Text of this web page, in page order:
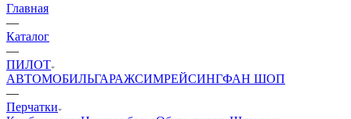
Главная
—
Каталог
—
ПИЛОТ
АВТОМОБИЛЬГАРАЖСИМРЕЙСИНГФАН ШОП
—
Перчатки